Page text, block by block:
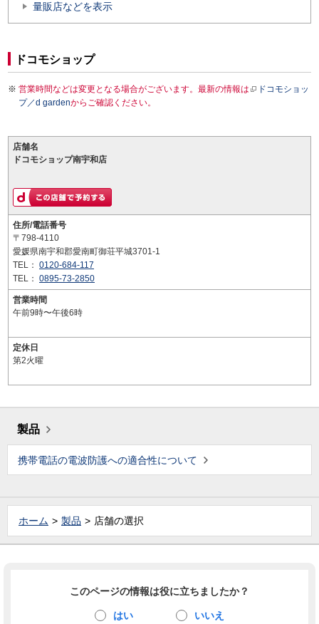
量販店などを表示
ドコモショップ
営業時間などは変更となる場合がございます。最新の情報は
ドコモショッ
プ／d gardenからご確認ください。
店舗名
ドコモショップ南宇和店
住所/電話番号
〒798-4110
愛媛県南宇和郡愛南町御荘平城3701-1
TEL： 0120-684-117
TEL： 0895-73-2850
営業時間
午前9時〜午後6時
定休日
第2火曜
製品
携帯電話の電波防護への適合性について
ホーム 製品 店舗の選択
このページの情報は役に立ちましたか？
はい いいえ